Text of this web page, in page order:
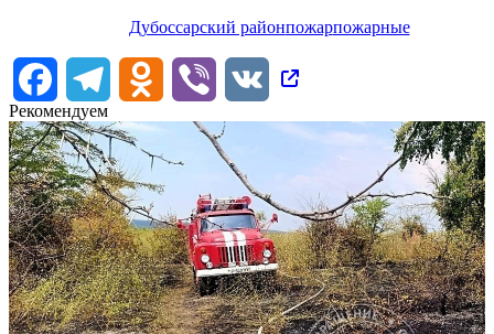
Дубоссарский районпожарпожарные
FacebookTelegram Odnoklassniki
Viber
VK
Рекомендуем